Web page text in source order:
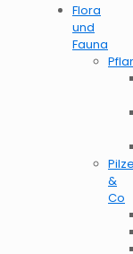
Flora
und
Fauna
Pilze
&
Co